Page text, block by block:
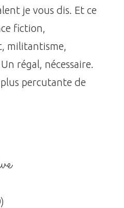
je vous dis. Et ce
fiction,
militantisme,
régal, nécessaire.
percutante de